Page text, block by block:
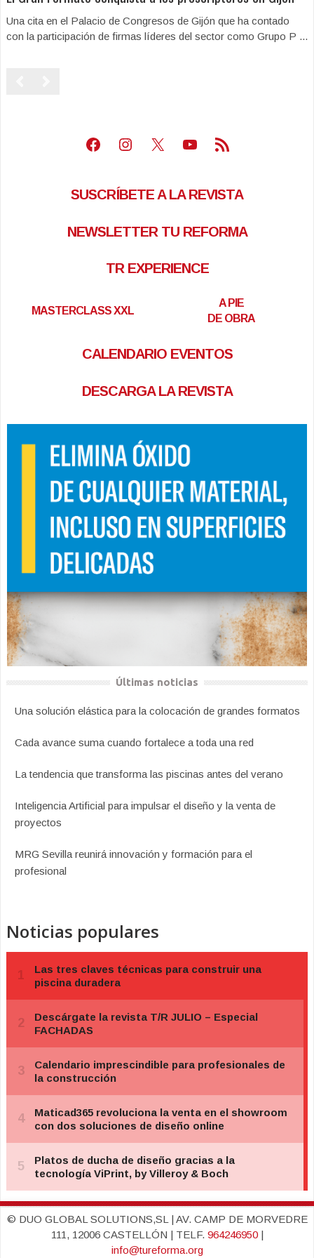
Una cita en el Palacio de Congresos de Gijón que ha contado
con la participación de firmas líderes del sector como Grupo P ...
Facebook
Instagram
X Youtube
Feed RSS
SUSCRÍBETE A LA REVISTA
NEWSLETTER TU REFORMA
TR EXPERIENCE
MASTERCLASS XXL
A PIE
DE OBRA
CALENDARIO EVENTOS
DESCARGA LA REVISTA
Últimas noticias
Una solución elástica para la colocación de grandes formatos
Cada avance suma cuando fortalece a toda una red
La tendencia que transforma las piscinas antes del verano
Inteligencia Artificial para impulsar el diseño y la venta de
proyectos
MRG Sevilla reunirá innovación y formación para el
profesional
Noticias populares
© DUO GLOBAL SOLUTIONS,SL | AV. CAMP DE MORVEDRE
111, 12006 CASTELLÓN | TELF. 964246950|
info@tureforma.org